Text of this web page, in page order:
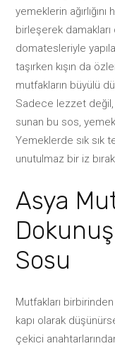
yemeklerin
birleşerek damakları
domatesleriyle
taşırken kışın da
mutfakların büyülü
Sadece lezzet değil,
sunan bu sos,
Yemeklerde sık sık
unutulmaz bir iz
Asya
Sosu
Mutfakları
kapı olarak
çekici